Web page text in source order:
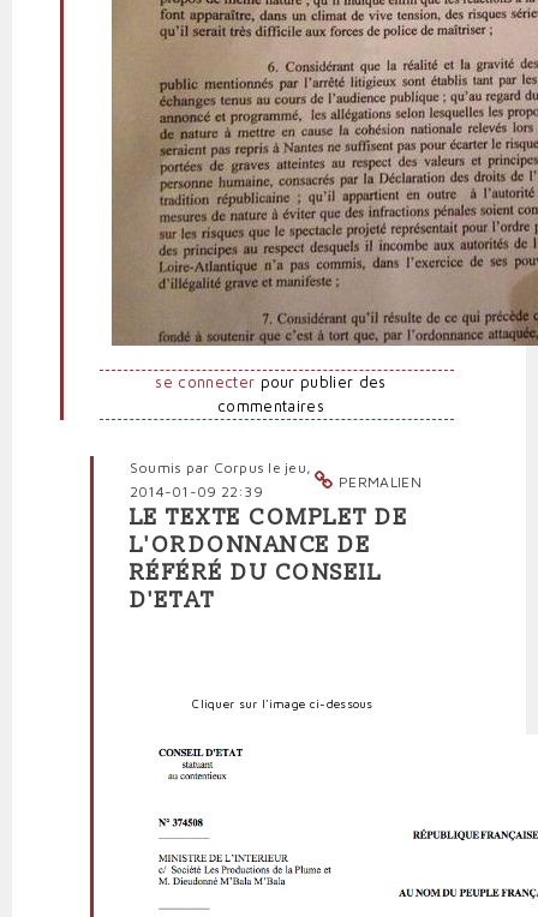
se connecter pour publier des
commentaires
PERMALIEN
Soumis par Corpus le jeu,
2014-01-09 22:39
En
réponse
à
Les
décision
d'Etat
politpro
LE TEXTE COMPLET DE
L'ORDONNANCE DE
RÉFÉRÉ DU CONSEIL
D'ETAT
Cliquer sur l'image ci-dessous